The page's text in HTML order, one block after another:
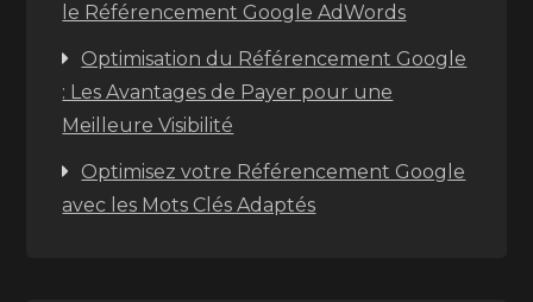
le Référencement Google AdWords
Optimisation du Référencement Google
: Les Avantages de Payer pour une
Meilleure Visibilité
Optimisez votre Référencement Google
avec les Mots Clés Adaptés